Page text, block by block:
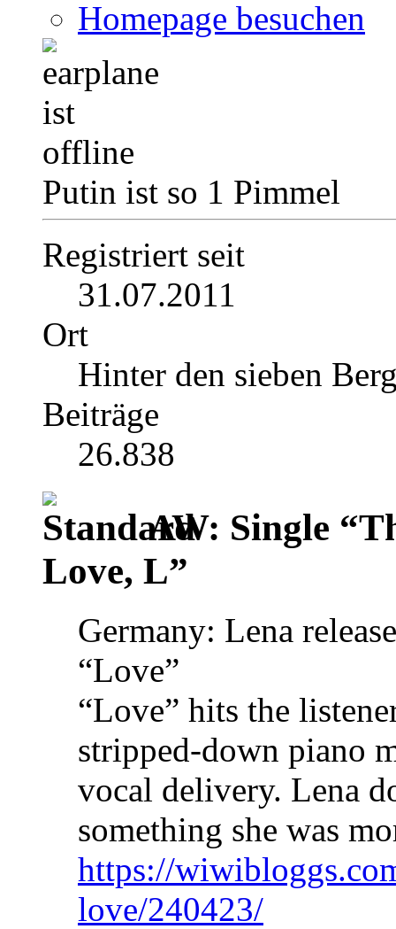
Homepage besuchen
Putin ist so 1 Pimmel
Registriert seit
31.07.2011
Ort
Hinter den sieben
Beiträge
26.838
AW: Single
Love, L”
Germany: Lena
“Love”
“Love” hits the
stripped-down piano
vocal delivery. Lena
something she was
https://
love/240423/